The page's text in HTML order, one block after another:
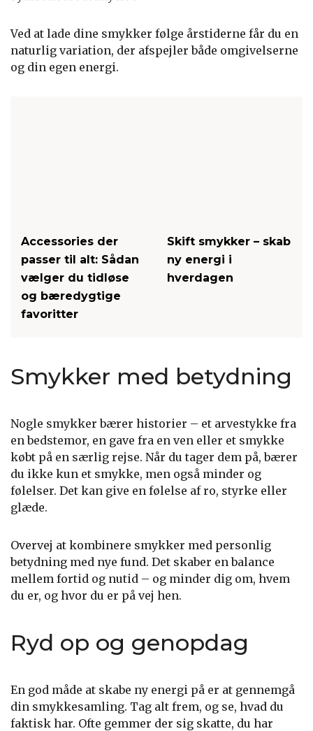
Ved at lade dine smykker følge årstiderne får du en
naturlig variation, der afspejler både omgivelserne
og din egen energi.
Accessories der
passer til alt: Sådan
vælger du tidløse
og bæredygtige
favoritter
Skift smykker – skab
ny energi i
hverdagen
Smykker med betydning
Nogle smykker bærer historier – et arvestykke fra
en bedstemor, en gave fra en ven eller et smykke
købt på en særlig rejse. Når du tager dem på, bærer
du ikke kun et smykke, men også minder og
følelser. Det kan give en følelse af ro, styrke eller
glæde.
Overvej at kombinere smykker med personlig
betydning med nye fund. Det skaber en balance
mellem fortid og nutid – og minder dig om, hvem
du er, og hvor du er på vej hen.
Ryd op og genopdag
En god måde at skabe ny energi på er at gennemgå
din smykkesamling. Tag alt frem, og se, hvad du
faktisk har. Ofte gemmer der sig skatte, du har